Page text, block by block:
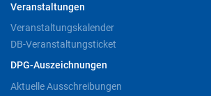
Veranstaltungen
Veranstaltungskalender
DB-Veranstaltungsticket
DPG-Auszeichnungen
Aktuelle Ausschreibungen